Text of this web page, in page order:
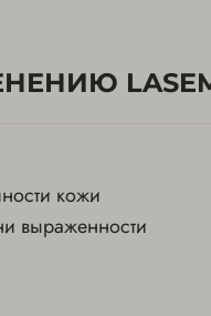
кожи
выраженности